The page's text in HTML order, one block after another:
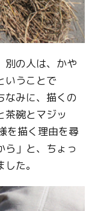
別の人は、かや
いうことで
なみに、描くの
茶碗とマジッ
を描く理由を尋
ら」と、ちょっ
た。